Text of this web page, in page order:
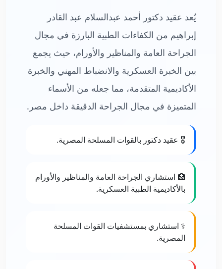
يُعد عقيد دكتور أحمد عبدالسلام عبد القادر
إبراهيم من الكفاءات الطبية البارزة في مجال
الجراحة العامة والمناظير والأورام، حيث يجمع
بين الخبرة العسكرية والانضباط المهني والخبرة
الأكاديمية المتقدمة، مما جعله من الأسماء
المتميزة في مجال الجراحة الدقيقة داخل مصر.
🎖️ عقيد دكتور بالقوات المسلحة المصرية.
🏥 استشاري الجراحة العامة والمناظير والأورام
بالأكاديمية الطبية العسكرية.
⚕️ استشاري بمستشفيات القوات المسلحة
المصرية.